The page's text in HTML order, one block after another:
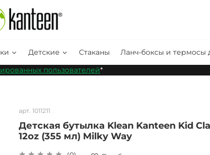
Детские Стаканы Ланч-боксы и термосы
пользователей*
арт. 1011211
Детская бутылка Klean Kanteen Kid
12oz (355 мл) Milky Way